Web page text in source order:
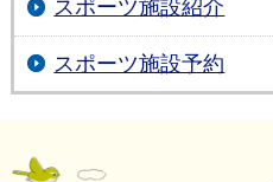
スポーツ施設紹介
スポーツ施設予約